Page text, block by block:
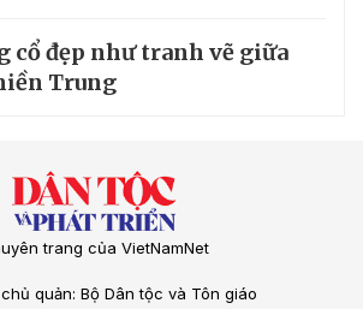
cổ đẹp như tranh vẽ giữa
Trung
trang của VietNamNet
quản: Bộ Dân tộc và Tôn giáo